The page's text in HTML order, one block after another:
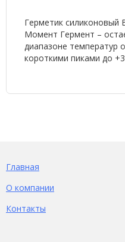
Герметик силиконовый
Момент Гермент –
диапазоне температур
короткими пиками до
Главная
О компании
Контакты